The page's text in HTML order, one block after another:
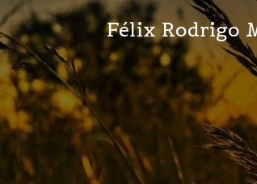
Félix Rodrigo